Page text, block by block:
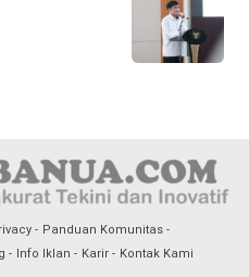
Panduan Komunitas
Info Iklan Karir Kontak Kami